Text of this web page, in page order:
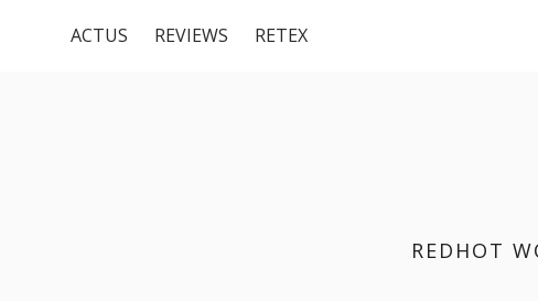
MenuACTUS REVIEWS RETEX
REDHOT